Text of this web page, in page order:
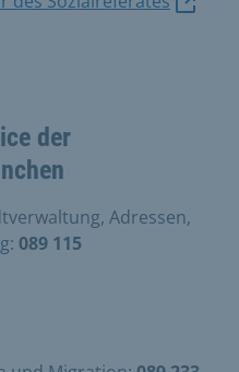
der
Adressen,
089 115